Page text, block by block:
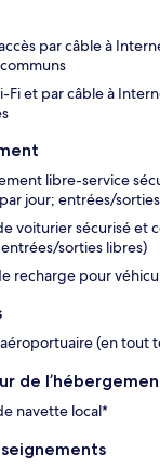
par câble à
Fi et par câble à
libre-service
jour; entrées/
voiturier sécurisé et
sorties libres)
recharge pour
(en tout
de
navette local*